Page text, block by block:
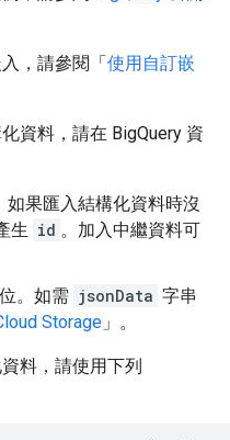
，請參閱「使用自訂嵌
資料，請在 BigQuery 資
果匯入結構化資料時沒
生 id 。加入中繼資料可
。如需 jsonData 字串
Storage 」。
料，請使用下列